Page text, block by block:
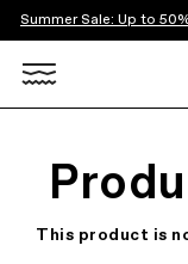
Summer Sale: Up to
This product is